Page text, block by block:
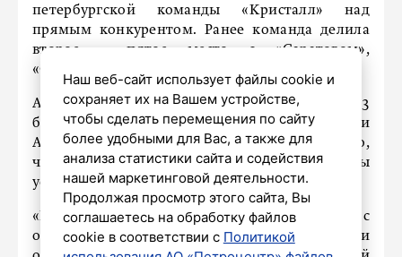
петербургской команды «Кристалл» над
прямым конкурентом. Ранее команда делила
второе – пятое место с «Саратовом»,
«Строгино» и ЦСКА.
Армейцев «Кристалл» обыграл со счетом 7:3
благодаря дублям Кирилла Запорожана и
Александра Иштимирова. И это несмотря на то,
что после первого периода петербуржцы
уступали со счетом 0:2.
«Кристалл» остался на второй строчке с
отставанием от лидера – «Локомотива» – в три
Наш веб-сайт использует файлы cookie и
сохраняет их на Вашем устройстве,
чтобы сделать перемещения по сайту
более удобными для Вас, а также для
анализа статистики сайта и содействия
нашей маркетинговой деятельности.
Продолжая просмотр этого сайта, Вы
соглашаетесь на обработку файлов
cookie в соответствии с Политикой